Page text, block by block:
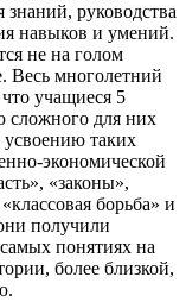
руководства
навыков и умений.
не на голом
Весь многолетний
учащиеся 5
сложного для них
усвоению таких
экономической
«законы»,
борьба» и
получили
понятиях на
более близкой,